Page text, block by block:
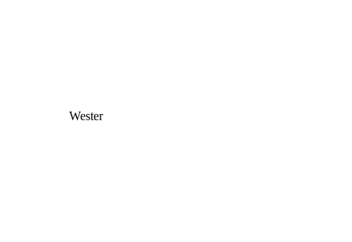
Wester